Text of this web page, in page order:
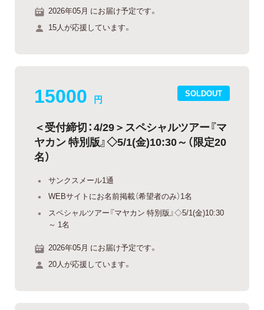
2026年05月 にお届け予定です。
15人が応援しています。
SOLDOUT
15000 円
＜受付締切：4/29＞スペシャルツアー『マ
ヤカン 特別版』◇5/1(金)10:30～（限定20
名）
サンクスメール1通
WEBサイトにお名前掲載（希望者のみ）1名
スペシャルツアー『マヤカン 特別版』◇5/1(金)10:30
～ 1名
2026年05月 にお届け予定です。
20人が応援しています。